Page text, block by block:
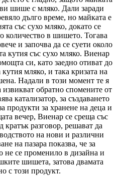
шише с мляко. Дали заради
дълго време, но майката е
със сухо мляко, докато се
количество в шишето. Тогава
и започва да се суети около
кутия със сухо мляко. Виенар
си, като заедно отиват до
мляко, и така кризата на
Надали в този момент те я
извикват обратно спомените от
катализатор, за създаването
продукти за хранене на деца и
вечер, Виенар се среща със
разговор, решават да
на нови и различни
на пазара показва, че за
се променило в дизайна и
шишета, затова двамата
с този продукт.